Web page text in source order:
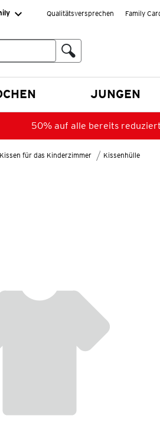
Qualitätsversprechen Family
JUNGEN
50% auf alle bereits
Kissen für das Kinderzimmer Kissenhülle